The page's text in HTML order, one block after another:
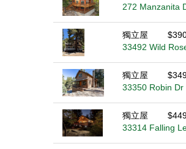
272 Manzanita
獨立屋
33492 Wild
獨立屋
33350 Robin Dr
獨立屋
33314 Falling